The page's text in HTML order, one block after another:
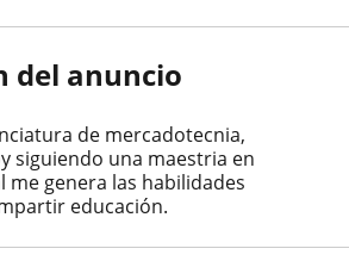
del anuncio
de mercadotecnia,
siguiendo una maestria en
me genera las habilidades
educación.